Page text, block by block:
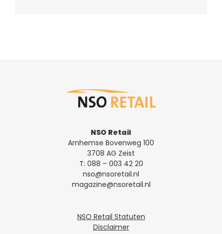
NSO Retail
Arnhemse Bovenweg 100
3708 AG Zeist
T: 088 – 003 42 20
nso@nsoretail.nl
magazine@nsoretail.nl
NSO Retail Statuten
Disclaimer